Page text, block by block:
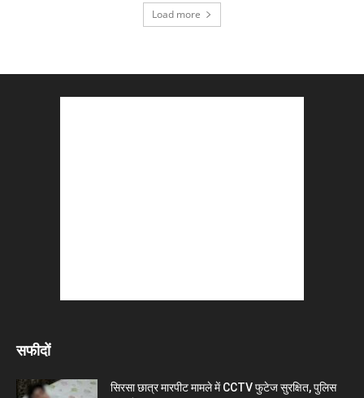
Load more
सफीदों
सिरसा छात्र मारपीट मामले में CCTV फुटेज सुरक्षित, पुलिस